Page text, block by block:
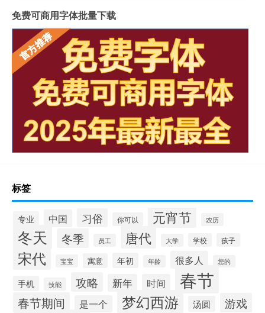
免费可商用字体批量下载
标签
专业 中国 习俗 你可以 元宵节 农历
冬天 冬季 员工 唐代 大学 学校 孩子
宋代 宝宝 寓意 年初 年龄 很多人 您的
手机 技能 攻略 新年 时间 春节
春节期间 是一个 梦幻西游 汤圆 游戏